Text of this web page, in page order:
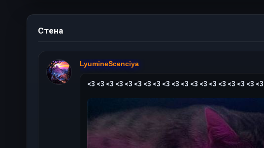
Стена
LyumineScenciya
<3 <3 <3 <3 <3 <3 <3 <3 <3 <3 <3 <3 <3 <3 <3 <3 <3 <3